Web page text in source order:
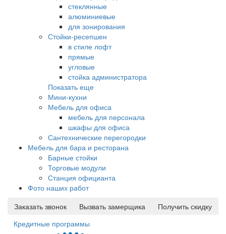
стеклянные
алюминиевые
для зонирования
Стойки-ресепшен
в стиле лофт
прямые
угловые
стойка администратора
Показать еще
Мини-кухни
Мебель для офиса
мебель для персонала
шкафы для офиса
Сантехнические перегородки
Мебель для бара и ресторана
Барные стойки
Торговые модули
Станция официанта
Фото наших работ
Заказать звонок
Вызвать замерщика
Получить скидку
Кредитные программы